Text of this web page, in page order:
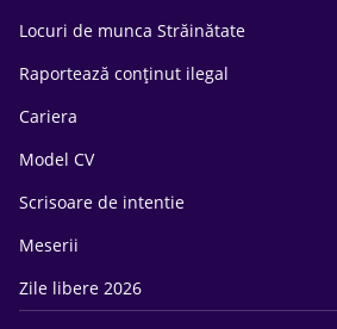
Locuri de munca Străinătate
Raportează conținut ilegal
Cariera
Model CV
Scrisoare de intentie
Meserii
Zile libere 2026